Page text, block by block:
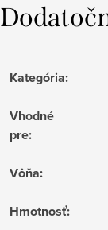
Kategória:
Vhodné
pre:
Vôňa:
Hmotnosť: